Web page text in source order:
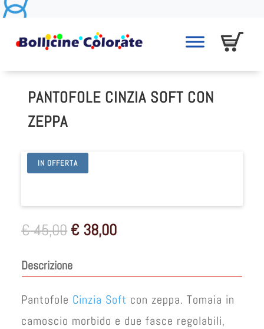
PANTOFOLE CINZIA SOFT CON
ZEPPA
IN OFFERTA
€45,00 Il
prezzo
era:
€ 38,00Il
Descrizione
Pantofole Cinzia Soft con zeppa. Tomaia in
camoscio morbido e due fasce regolabili,